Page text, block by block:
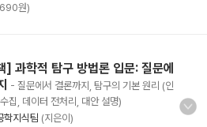
원)
] 과학적 탐구 방법론 입문: 질문에
- 질문에서 결론까지, 탐구의 기본 원리 (인
집, 데이터 전처리, 대안 설명)
학지식팀 (지은이)